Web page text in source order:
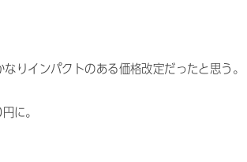
インパクトのある価格改定だったと思う。
に。